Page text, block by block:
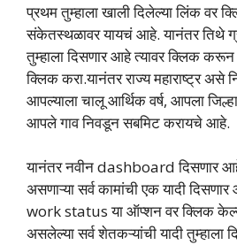
प्रथम तुम्हाला खाली दिलेल्या लिंक
संकेतस्थळावर यायचं आहे. यानंतर तिथे
तुम्हाला दिसणार आहे त्यावर क्लिक करून
क्लिक करा.यानंतर राज्य महाराष्ट्र असे
आपल्याला चालू आर्थिक वर्ष, आपला
आपले गाव निवडून सबमिट करायचे आहे.
यानंतर नवीन dashboard दिसणार
असणाऱ्या सर्व कामांची एक यादी
work status या ऑप्शन वर क्लिक
असलेल्या सर्व शेतकऱ्यांची यादी तुम्हाला